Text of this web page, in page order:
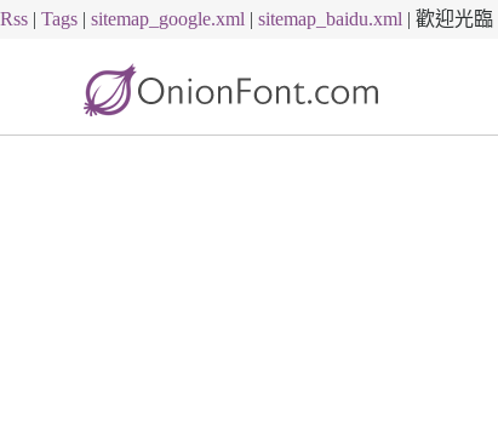
Rss | Tags | sitemap_google.xml | sitemap_baidu.xml | 歡迎光臨